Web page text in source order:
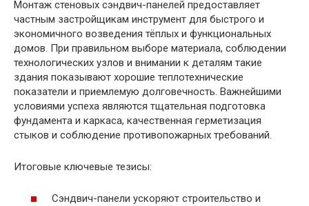
Монтаж стеновых сэндвич-панелей предоставляет
частным застройщикам инструмент для быстрого и
экономичного возведения тёплых и функциональных
домов. При правильном выборе материала, соблюдении
технологических узлов и внимании к деталям такие
здания показывают хорошие теплотехнические
показатели и приемлемую долговечность. Важнейшими
условиями успеха являются тщательная подготовка
фундамента и каркаса, качественная герметизация
стыков и соблюдение противопожарных требований.
Итоговые ключевые тезисы:
Сэндвич-панели ускоряют строительство и